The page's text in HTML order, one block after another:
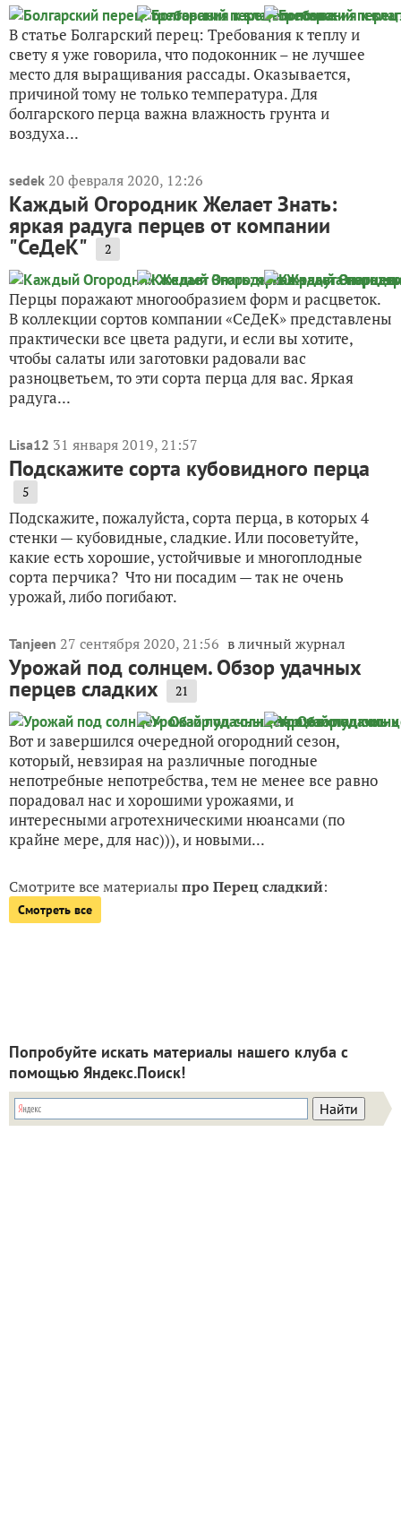
В статье Болгарский перец: Требования к теплу и
свету я уже говорила, что подоконник – не лучшее
место для выращивания рассады. Оказывается,
причиной тому не только температура. Для
болгарского перца важна влажность грунта и
воздуха...
sedek 20 февраля 2020, 12:26
Каждый Огородник Желает Знать:
яркая радуга перцев от компании
"СеДеК" 2
Перцы поражают многообразием форм и расцветок.
В коллекции сортов компании «СеДеК» представлены
практически все цвета радуги, и если вы хотите,
чтобы салаты или заготовки радовали вас
разноцветьем, то эти сорта перца для вас. Яркая
радуга...
Lisa12 31 января 2019, 21:57
Подскажите сорта кубовидного перца
5
Подскажите, пожалуйста, сорта перца, в которых 4
стенки — кубовидные, сладкие. Или посоветуйте,
какие есть хорошие, устойчивые и многоплодные
сорта перчика? Что ни посадим — так не очень
урожай, либо погибают.
Tanjeen 27 сентября 2020, 21:56 в личный журнал
Урожай под солнцем. Обзор удачных
перцев сладких 21
Вот и завершился очередной огородний сезон,
который, невзирая на различные погодные
непотребные непотребства, тем не менее все равно
порадовал нас и хорошими урожаями, и
интересными агротехническими нюансами (по
крайне мере, для нас))), и новыми...
Смотрите все материалыпро Перец сладкий:
Смотреть все
Попробуйте искать материалы нашего клуба с
помощью Яндекс.Поиск!